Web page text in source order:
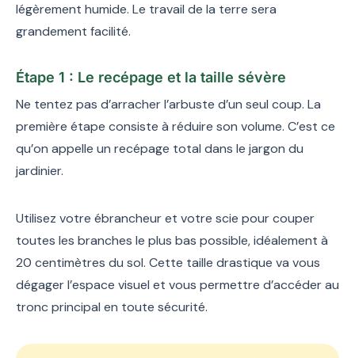
légèrement humide. Le travail de la terre sera
grandement facilité.
Étape 1 : Le recépage et la taille sévère
Ne tentez pas d’arracher l’arbuste d’un seul coup. La
première étape consiste à réduire son volume. C’est ce
qu’on appelle un recépage total dans le jargon du
jardinier.
Utilisez votre ébrancheur et votre scie pour couper
toutes les branches le plus bas possible, idéalement à
20 centimètres du sol. Cette taille drastique va vous
dégager l’espace visuel et vous permettre d’accéder au
tronc principal en toute sécurité.